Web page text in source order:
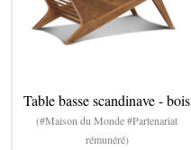
Table basse scandinave - bois
(#Maison du Monde #Partenariat
rémunéré)